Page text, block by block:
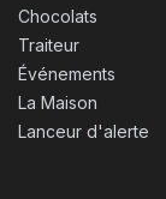
Chocolats
Traiteur
Événements
La Maison
Lanceur d'alerte